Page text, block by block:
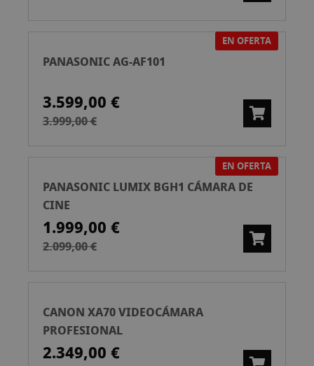
EN OFERTA
PANASONIC AG-AF101
3.599,00 €
3.999,00 €
EN OFERTA
PANASONIC LUMIX BGH1 CÁMARA DE
CINE
1.999,00 €
2.099,00 €
CANON XA70 VIDEOCÁMARA
PROFESIONAL
2.349,00 €